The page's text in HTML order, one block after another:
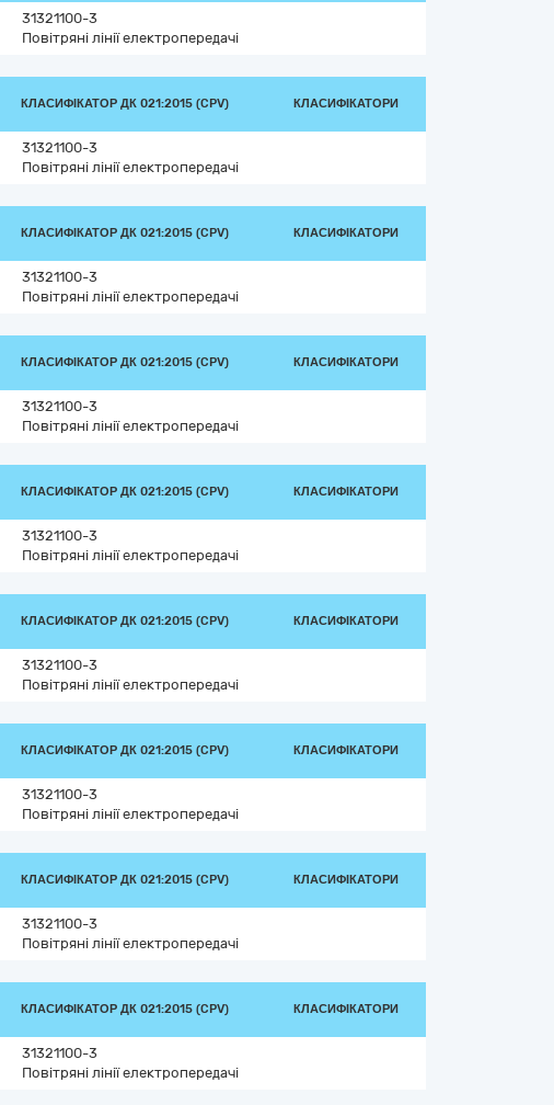
31321100-3
Повітряні лінії електропередачі
КЛАСИФІКАТОР ДК 021:2015 (CPV) КЛАСИФІКАТОРИ
31321100-3
Повітряні лінії електропередачі
КЛАСИФІКАТОР ДК 021:2015 (CPV) КЛАСИФІКАТОРИ
31321100-3
Повітряні лінії електропередачі
КЛАСИФІКАТОР ДК 021:2015 (CPV) КЛАСИФІКАТОРИ
31321100-3
Повітряні лінії електропередачі
КЛАСИФІКАТОР ДК 021:2015 (CPV) КЛАСИФІКАТОРИ
31321100-3
Повітряні лінії електропередачі
КЛАСИФІКАТОР ДК 021:2015 (CPV) КЛАСИФІКАТОРИ
31321100-3
Повітряні лінії електропередачі
КЛАСИФІКАТОР ДК 021:2015 (CPV) КЛАСИФІКАТОРИ
31321100-3
Повітряні лінії електропередачі
КЛАСИФІКАТОР ДК 021:2015 (CPV) КЛАСИФІКАТОРИ
31321100-3
Повітряні лінії електропередачі
КЛАСИФІКАТОР ДК 021:2015 (CPV) КЛАСИФІКАТОРИ
31321100-3
Повітряні лінії електропередачі